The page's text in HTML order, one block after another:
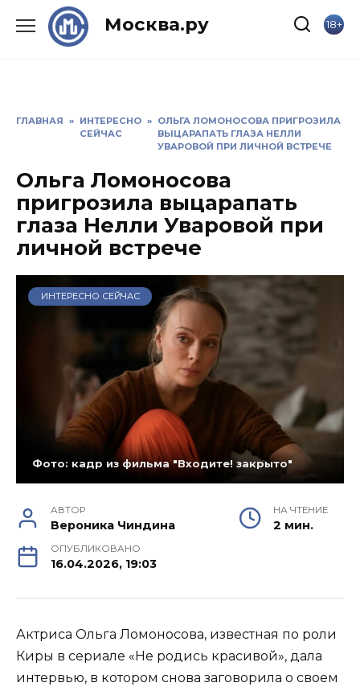
Москва.ру 18+
ГЛАВНАЯ » ИНТЕРЕСНО
СЕЙЧАС
» ОЛЬГА ЛОМОНОСОВА ПРИГРОЗИЛА
ВЫЦАРАПАТЬ ГЛАЗА НЕЛЛИ
УВАРОВОЙ ПРИ ЛИЧНОЙ ВСТРЕЧЕ
Ольга Ломоносова
пригрозила выцарапать
глаза Нелли Уваровой при
личной встрече
ИНТЕРЕСНО СЕЙЧАС
Фото: кадр из фильма "Входите! закрыто"
АВТОР
Вероника Чиндина
НА ЧТЕНИЕ
2 мин.
ОПУБЛИКОВАНО
16.04.2026, 19:03
Актриса Ольга Ломоносова, известная по роли
Киры в сериале «Не родись красивой», дала
интервью, в котором снова заговорила о своем